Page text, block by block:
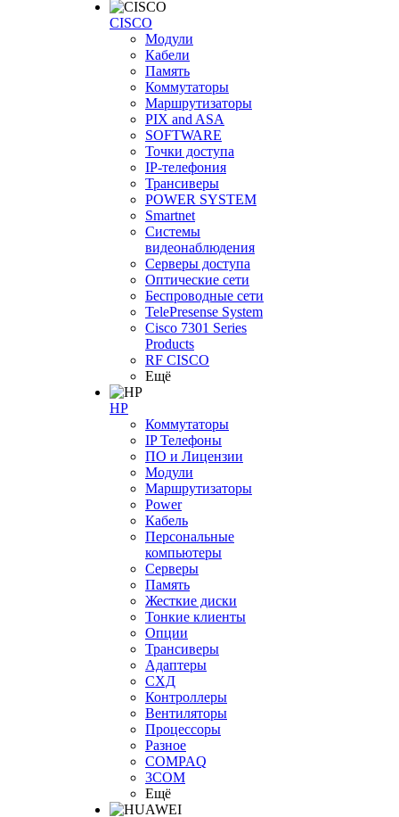
CISCO
Модули
Кабели
Память
Коммутаторы
Маршрутизаторы
PIX and ASA
SOFTWARE
Точки доступа
IP-телефония
Трансиверы
POWER SYSTEM
Smartnet
Системы
видеонаблюдения
Серверы доступа
Оптические сети
Беспроводные сети
TelePresense System
Cisco 7301 Series
Products
RF CISCO
Ещё
HP
Коммутаторы
IP Телефоны
ПО и Лицензии
Модули
Маршрутизаторы
Power
Кабель
Персональные
компьютеры
Серверы
Память
Жесткие диски
Тонкие клиенты
Опции
Трансиверы
Адаптеры
СХД
Контроллеры
Вентиляторы
Процессоры
Разное
COMPAQ
3COM
Ещё